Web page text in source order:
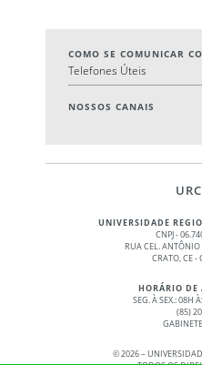
COMO SE COMUNICAR
Telefones Úteis
NOSSOS CANAIS
UNIVERSIDADE
CNPJ -
RUA CEL.
CRATO, CE -
HORÁRIO DE
SEG. À SEX.: 08H
(85)
©2026 –